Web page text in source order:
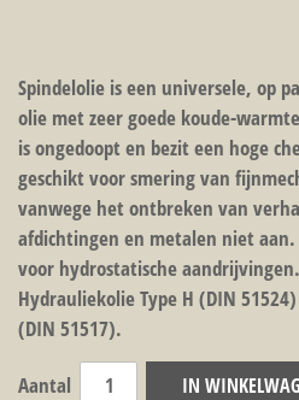
Spindelolie is een universele, op
olie met zeer goede koude-
is ongedoopt en bezit een hoge
geschikt voor smering van
vanwege het ontbreken van
afdichtingen en metalen niet aan.
voor hydrostatische
Hydrauliekolie Type H (DIN
(DIN 51517).
Aantal IN